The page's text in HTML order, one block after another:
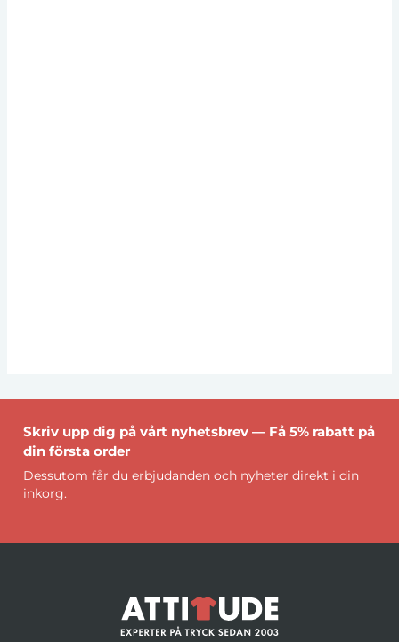
Skriv upp dig på vårt nyhetsbrev — Få 5% rabatt på
din första order
Dessutom får du erbjudanden och nyheter direkt i din
inkorg.